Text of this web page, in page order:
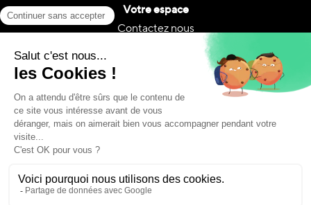
Votre espace
Contactez nous
A propos
Le reconditionnement
Reconditionnement & CO₂